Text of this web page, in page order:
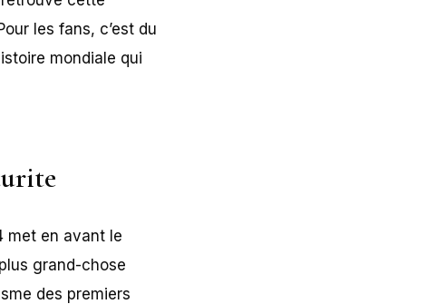
les fans, c’est du
mondiale qui
met en avant le
grand-chose
des premiers